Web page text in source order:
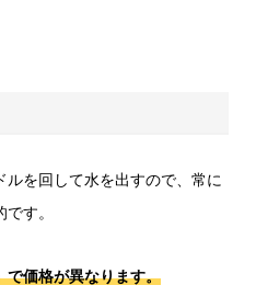
を回して水を出すので、常に
す。
で価格が異なります。